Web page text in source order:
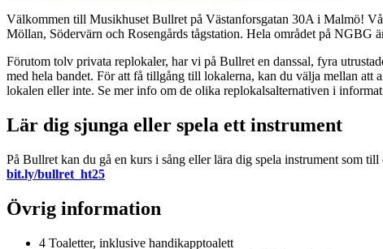
Välkommen till Musikhuset Bullret på Västanforsgatan 30A i Malmö!
Möllan, Södervärn och Rosengårds tågstation. Hela området på
Förutom tolv privata replokaler, har vi på Bullret en danssal, fyra
med hela bandet. För att få tillgång till lokalerna, kan du välja mellan
lokalen eller inte. Se mer info om de olika replokalsalternativen i
Lär dig sjunga eller spela ett instrument
På Bullret kan du gå en kurs i sång eller lära dig spela instrument som
bit.ly/bullret_ht25
Övrig information
4 Toaletter, inklusive handikapptoalett